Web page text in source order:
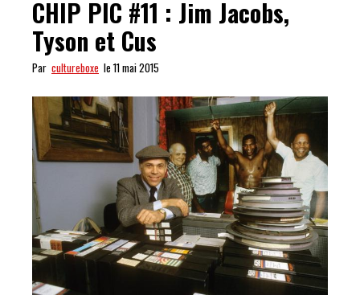
CHIP PIC #11 : Jim Jacobs,
Tyson et Cus
Par cultureboxe le 11 mai 2015